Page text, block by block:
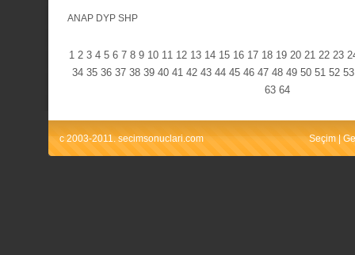
ANAP DYP SHP
1 2 3 4 5 6 7 8 9 10 11 12 13 14 15 16 17 18 19 20 21 22 23
34 35 36 37 38 39 40 41 42 43 44 45 46 47 48 49 50 51 52 53
63 64
c 2003-2011. secimsonuclari.com Seçim |